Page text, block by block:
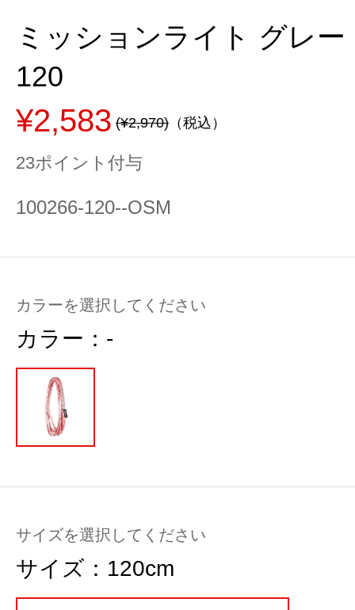
ミッションライト グレ
120
¥2,583 (¥2,970) （税込）
23ポイント付与
100266-120--OSM
カラーを選択してください
カラー： -
サイズを選択してください
サイズ： 120cm